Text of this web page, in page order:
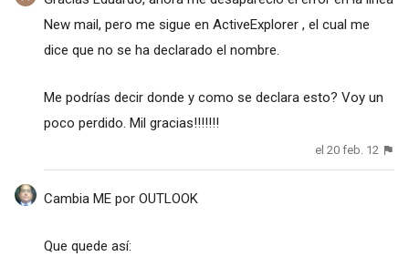
New mail, pero me sigue en ActiveExplorer , el cual me
dice que no se ha declarado el nombre.
Me podrías decir donde y como se declara esto? Voy un
poco perdido. Mil gracias!!!!!!!
el 20 feb. 12
Cambia ME por OUTLOOK
Que quede así: